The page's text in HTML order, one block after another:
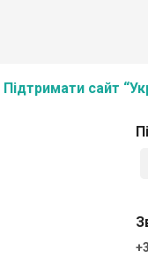
Підтримати сайт